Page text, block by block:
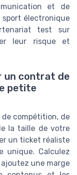
et de
électronique
test sur
leur risque et
un contrat de
petite
compétition, de
la taille de votre
un ticket réaliste
unique. Calculez
une marge